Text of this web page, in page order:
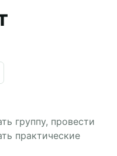
группу, провести
практические